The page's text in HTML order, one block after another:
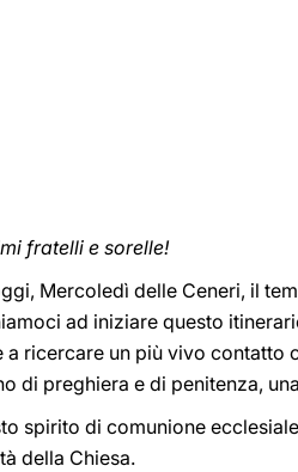
fratelli e sorelle!
Mercoledì delle Ceneri, il
ad iniziare questo
a ricercare un più vivo contatto
di preghiera e di penitenza,
spirito di comunione
della Chiesa.